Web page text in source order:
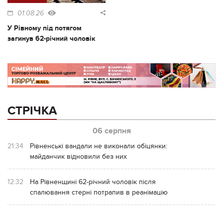
01.08.26
У Рівному під потягом
загинув 62-річний чоловік
СТРІЧКА
06 серпня
21:34
Рівненські вандали не виконали обіцянки:
майданчик відновили без них
12:32
На Рівненщині 62-річний чоловік після
спалювання стерні потрапив в реанімацію